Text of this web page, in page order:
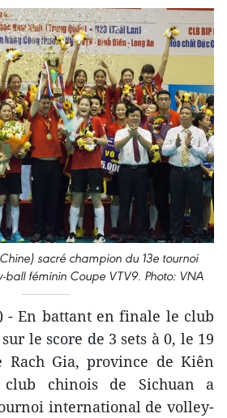
sacré champion du 13e tournoi
ball féminin Coupe VTV9. Photo: VNA
- En battant en finale le club
le score de 3 sets à 0, le 19
Gia, province de Kiên
chinois de Sichuan a
international de volley-